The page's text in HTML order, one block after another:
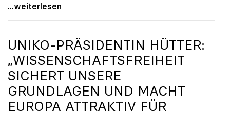
Universitäten wappnen sich gegen zunehmende Gefahr
...weiterlesen
UNIKO-PRÄSIDENTIN HÜTTER:
„WISSENSCHAFTSFREIHEIT
SICHERT UNSERE
GRUNDLAGEN UND MACHT
EUROPA ATTRAKTIV FÜR